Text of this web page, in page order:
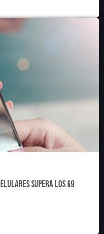
supera los 69